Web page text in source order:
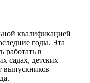
квалификацией
годы. Эта
работать в
садах, детских
выпускников